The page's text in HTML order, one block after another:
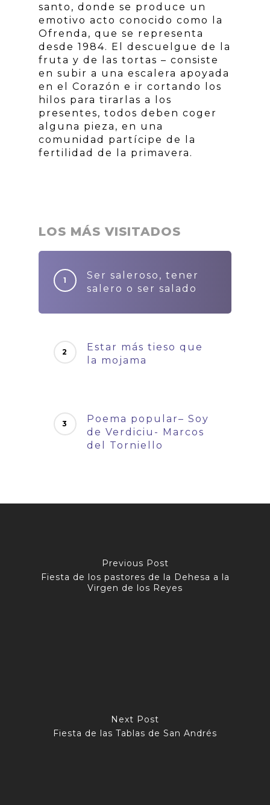
santo, donde se produce un
emotivo acto conocido como la
Ofrenda, que se representa
desde 1984. El descuelgue de la
fruta y de las tortas – consiste
en subir a una escalera apoyada
en el Corazón e ir cortando los
hilos para tirarlas a los
presentes, todos deben coger
alguna pieza, en una
comunidad partícipe de la
fertilidad de la primavera.
LOS MÁS VISITADOS
Ser saleroso, tener
salero o ser salado
Estar más tieso que
la mojama
Poema popular– Soy
de Verdiciu- Marcos
del Torniello
Previous Post
Fiesta de los pastores de la Dehesa a la
Virgen de los Reyes
Next Post
Fiesta de las Tablas de San Andrés